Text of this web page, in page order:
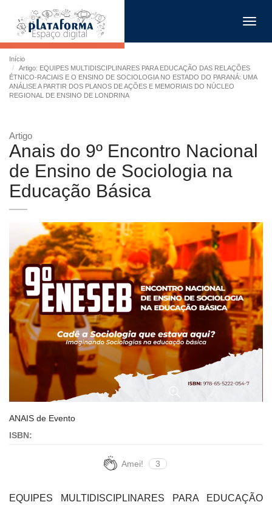
Início
Artigo: EQUIPES MULTIDISCIPLINARES PARA EDUCAÇÃO DAS RELAÇÕES
ÉTNICO-RACIAIS E O ENSINO DE SOCIOLOGIA NO ESTADO DO PARANÁ: UMA
ANÁLISE A PARTIR DOS PLANOS DE AÇÕES E MEMORIAIS DO NÚCLEO
REGIONAL DE ENSINO DE LONDRINA
Artigo
Anais do 9º Encontro Nacional
de Ensino de Sociologia na
Educação Básica
ANAIS de Evento
ISBN:
Amei! 3
EQUIPES MULTIDISCIPLINARES PARA EDUCAÇÃO